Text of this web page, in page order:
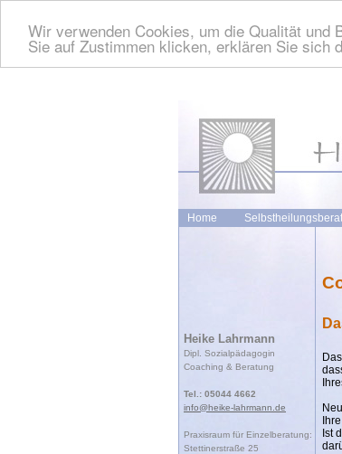
Wir verwenden Cookies, um die Qualität und
Sie auf Zustimmen klicken, erklären Sie sich
Home
Heike Lahrmann
Dipl. Sozialpädagogin
Coaching & Beratung
Tel.: 05044 4662
info@heike-lahrmann.de
Praxisraum für Einzelberatung:
Stettinerstraße 25
Ist